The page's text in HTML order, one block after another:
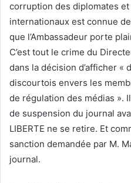
corruption des diplomates
internationaux est connue
que l’Ambassadeur porte
C’est tout le crime du
dans la décision d’afficher «
discourtois envers les
de régulation des médias ».
de suspension du journal
LIBERTE ne se retire. Et
sanction demandée par M.
journal.